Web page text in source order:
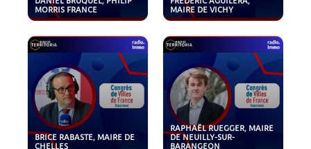
MORRIS FRANCE
MAIRE DE VICHY
BRICE RABASTE, MAIRE DE
CHELLES
RAPHAËL RUEGGER, MAIRE
DE NEUILLY-SUR-
BARANGEON